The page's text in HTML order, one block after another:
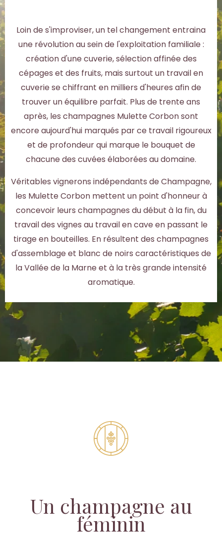
Loin de s'improviser, un tel changement entraina
une révolution au sein de l'exploitation familiale :
création d'une cuverie, sélection affinée des
cépages et des fruits, mais surtout un travail en
cuverie se chiffrant en milliers d'heures afin de
trouver un équilibre parfait. Plus de trente ans
après, les champagnes Mulette Corbon sont
encore aujourd'hui marqués par ce travail rigoureux
et de profondeur qui marque le bouquet de
chacune des cuvées élaborées au domaine.
Véritables vignerons indépendants de Champagne,
les Mulette Corbon mettent un point d'honneur à
concevoir leurs champagnes du début à la fin, du
travail des vignes au travail en cave en passant le
tirage en bouteilles. En résultent des champagnes
d'assemblage et blanc de noirs caractéristiques de
la Vallée de la Marne et à la très grande intensité
aromatique.
Un champagne au
féminin